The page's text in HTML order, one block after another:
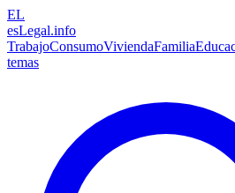
EL
esLegal.info
TrabajoConsumoViviendaFamilia
temas